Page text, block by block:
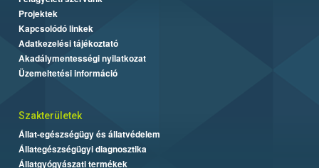
Projektek
Kapcsolódó linkek
Adatkezelési tájékoztató
Akadálymentességi nyilatkozat
Üzemeltetési információ
Szakterületek
Állat-egészségügy és állatvédelem
Állategészségügyi diagnosztika
Állatgyógyászati termékek